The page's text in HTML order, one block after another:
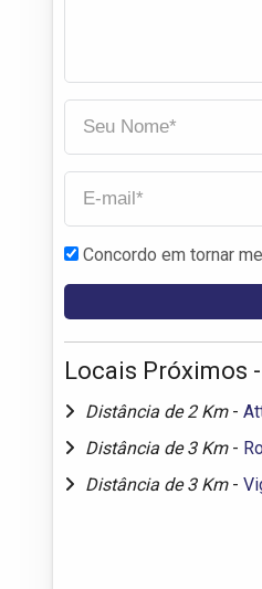
Concordo em tornar
Locais Próximos
Distância de 2 Km -
Distância de 3 Km -
Distância de 3 Km -